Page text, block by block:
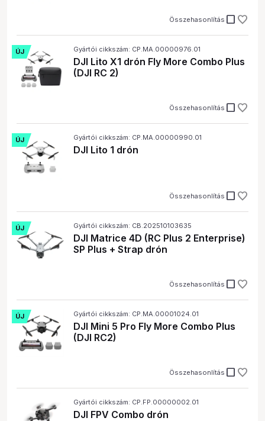
Összehasonlítás check_box_outline_blank
ÚJ Gyártói cikkszám: CP.MA.00000976.01
DJI Lito X1 drón Fly More Combo Plus
(DJI RC 2)
Összehasonlítás check_box_outline_blank
ÚJ Gyártói cikkszám: CP.MA.00000990.01
DJI Lito 1 drón
Összehasonlítás check_box_outline_blank
ÚJ Gyártói cikkszám: CB.202510103635
DJI Matrice 4D (RC Plus 2 Enterprise)
SP Plus + Strap drón
Összehasonlítás check_box_outline_blank
ÚJ Gyártói cikkszám: CP.MA.00001024.01
DJI Mini 5 Pro Fly More Combo Plus
(DJI RC2)
Összehasonlítás check_box_outline_blank
Gyártói cikkszám: CP.FP.00000002.01
DJI FPV Combo drón